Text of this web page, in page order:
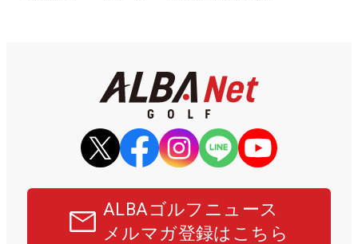
ALBAゴルフニュース
メルマガ登録はこちら